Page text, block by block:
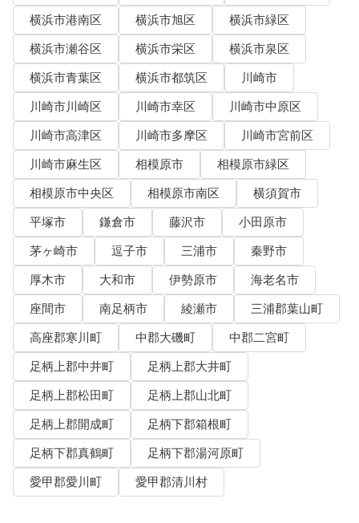
横浜市港南区
横浜市旭区
横浜市緑区
横浜市瀬谷区
横浜市栄区
横浜市泉区
横浜市青葉区
横浜市都筑区
川崎市
川崎市川崎区
川崎市幸区
川崎市中原区
川崎市高津区
川崎市多摩区
川崎市宮前区
川崎市麻生区
相模原市
相模原市緑区
相模原市中央区
相模原市南区
横須賀市
平塚市
鎌倉市 藤沢市
小田原市
茅ヶ崎市
逗子市 三浦市
秦野市
厚木市
大和市 伊勢原市
海老名市
座間市
南足柄市 綾瀬市
三浦郡葉山町
高座郡寒川町
中郡大磯町
中郡二宮町
足柄上郡中井町
足柄上郡大井町
足柄上郡松田町
足柄上郡山北町
足柄上郡開成町
足柄下郡箱根町
足柄下郡真鶴町
足柄下郡湯河原町
愛甲郡愛川町
愛甲郡清川村